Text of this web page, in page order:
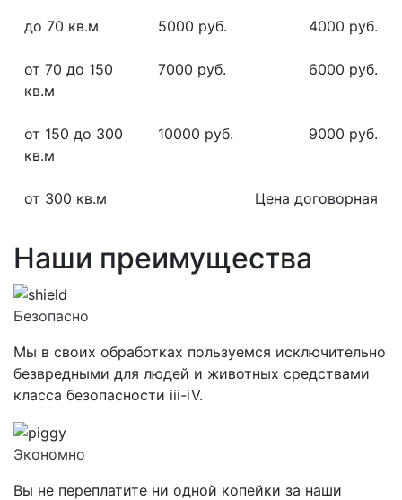
до 70 кв.м 5000 руб. 4000 руб.
от 70 до 150
кв.м
7000 руб. 6000 руб.
от 150 до 300
кв.м
10000 руб. 9000 руб.
от 300 кв.м Цена договорная
Наши преимущества
Безопасно
Мы в своих обработках пользуемся исключительно
безвредными для людей и животных средствами
класса безопасности iii-iV.
Экономно
Вы не переплатите ни одной копейки за наши